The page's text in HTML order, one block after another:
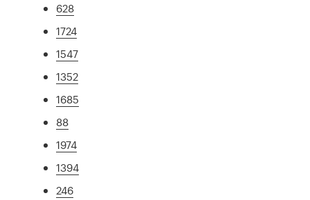
628
1724
1547
1352
1685
88
1974
1394
246